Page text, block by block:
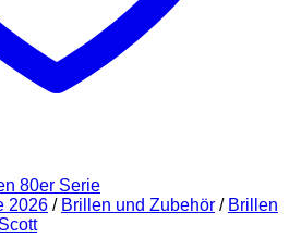
2026 / Brillen und Zubehör / Brillen